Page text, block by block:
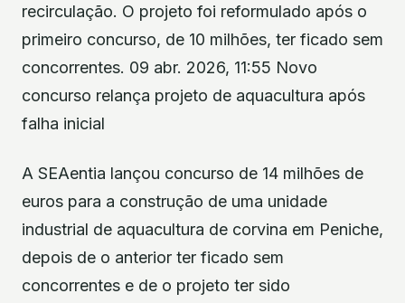
recirculação. O projeto foi reformulado após o
primeiro concurso, de 10 milhões, ter ficado sem
concorrentes. 09 abr. 2026, 11:55 Novo
concurso relança projeto de aquacultura após
falha inicial
A SEAentia lançou concurso de 14 milhões de
euros para a construção de uma unidade
industrial de aquacultura de corvina em Peniche,
depois de o anterior ter ficado sem
concorrentes e de o projeto ter sido